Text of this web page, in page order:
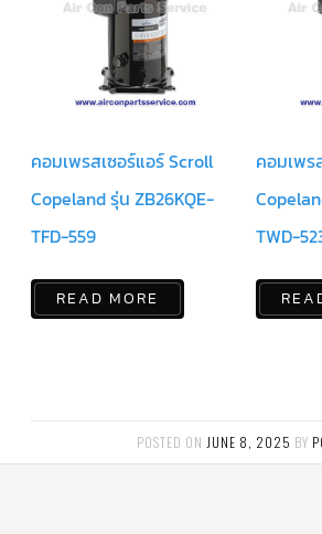
คอมเพรสเซอร์แอร์ Scroll
Copeland รุ่น ZB26KQE-
TFD-559
READ MORE
คอมเพร
TWD-
POSTED ON JUNE 8, 2025 BY